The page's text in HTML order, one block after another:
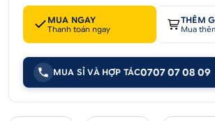
MUA NGAY
Thanh toán ngay
THÊM
Mua
MUA SỈ VÀ HỢP TÁC0707 07 08 09